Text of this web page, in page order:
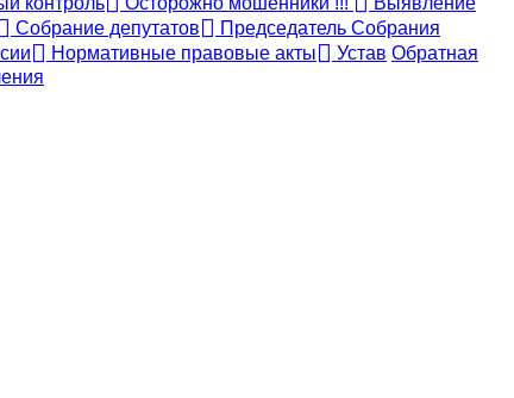
Собрание депутатов
Председатель Собрания
Нормативные правовые акты Устав Обратная